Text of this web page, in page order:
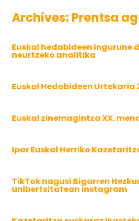
Archives: Prentsa
Euskal hedabideen ingurune
neurtzeko analitika
Euskal Hedabideen Urtekaria
Euskal zinemagintza XX.
Ipar Euskal Herriko
TikTok nagusi Bigarren
unibertsitatean Instagram